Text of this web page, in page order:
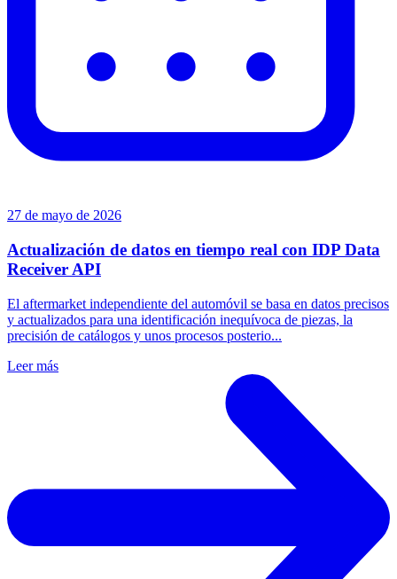
27 de mayo de 2026
Actualización de datos en tiempo real con IDP Data
Receiver API
El aftermarket independiente del automóvil se basa en datos precisos
y actualizados para una identificación inequívoca de piezas, la
precisión de catálogos y unos procesos posterio...
Leer más